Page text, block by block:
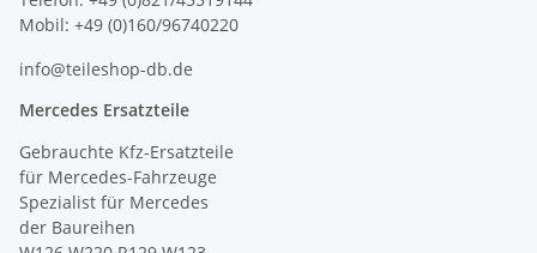
Mobil: +49 (0)160/96740220
info@teileshop-db.de
Mercedes Ersatzteile
Gebrauchte Kfz-Ersatzteile
für Mercedes-Fahrzeuge
Spezialist für Mercedes
der Baureihen